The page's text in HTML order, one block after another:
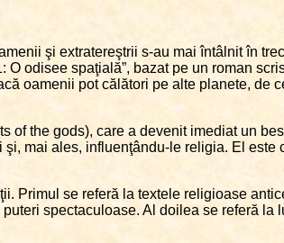
şi extratereştrii s-au mai întâlnit în
odisee spaţială”, bazat pe un roman
oamenii pot călători pe alte planete, de
the gods), care a devenit imediat un
mai ales, influenţându-le religia. El este
Primul se referă la textele religioase
spectaculoase. Al doilea se referă la